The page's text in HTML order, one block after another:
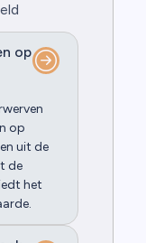
op
op
uit de
de
het